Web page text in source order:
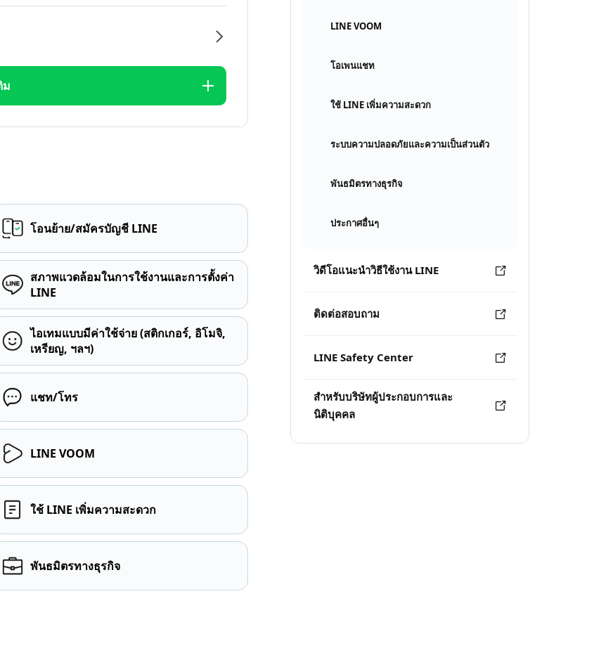
LINE VOOM
โอเพนแชท
ใช้ LINE เพิ่มความสะดวก
ระบบความปลอดภัยและความเป็นส่วนตัว
พันธมิตรทางธุรกิจ
ประกาศอื่นๆ
วิดีโอแนะนำวิธีใช้งาน LINE
ติดต่อสอบถาม
LINE Safety Center
สำหรับบริษัทผู้ประกอบการและ
นิติบุคคล
ม
โอนย้าย/สมัครบัญชี LINE
สภาพแวดล้อมในการใช้งานและการตั้งค่า
LINE
ไอเทมแบบมีค่าใช้จ่าย (สติกเกอร์, อิโมจิ,
เหรียญ, ฯลฯ)
แชท/โทร
LINE VOOM
ใช้ LINE เพิ่มความสะดวก
พันธมิตรทางธุรกิจ